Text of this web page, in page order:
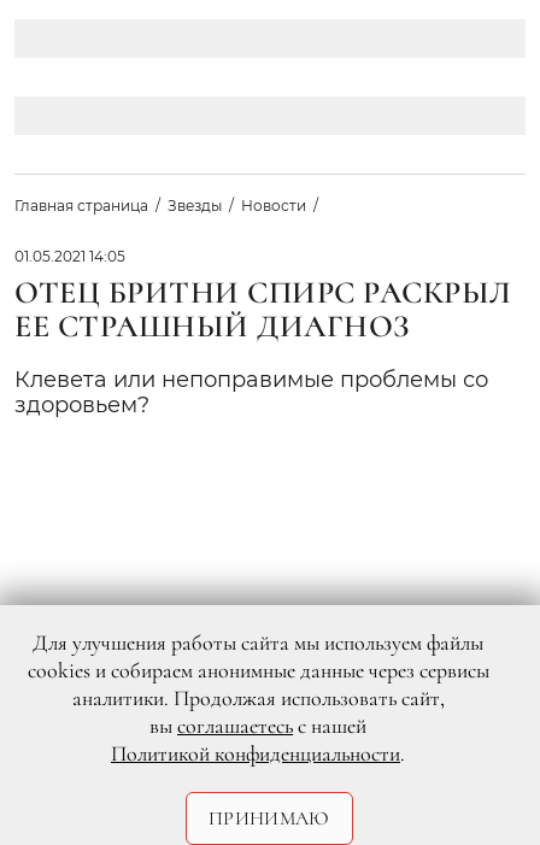
Главная страница Звезды Новости
01.05.2021 14:05
ОТЕЦ БРИТНИ СПИРС РАСКРЫЛ
ЕЕ СТРАШНЫЙ ДИАГНОЗ
Клевета или непоправимые проблемы со
здоровьем?
Instagram @britneyspears
Для улучшения работы сайта мы используем файлы
cookies и собираем анонимные данные через сервисы
аналитики. Продолжая использовать сайт,
высоглашаетесьс нашей
Политикой конфиденциальности.
ПРИНИМАЮ